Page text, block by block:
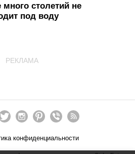
столетий не
под воду
РЕКЛАМА
конфиденциальности